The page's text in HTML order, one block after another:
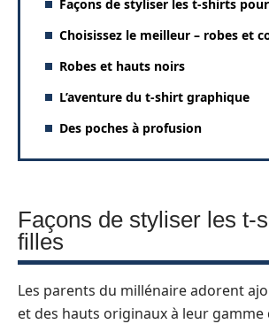
Façons de styliser les t-shirts
Choisissez le meilleur – robes et
Robes et hauts noirs
L’aventure du t-shirt graphique
Des poches à profusion
Façons de styliser les t-
filles
Les parents du millénaire adorent
et des hauts originaux à leur gamme